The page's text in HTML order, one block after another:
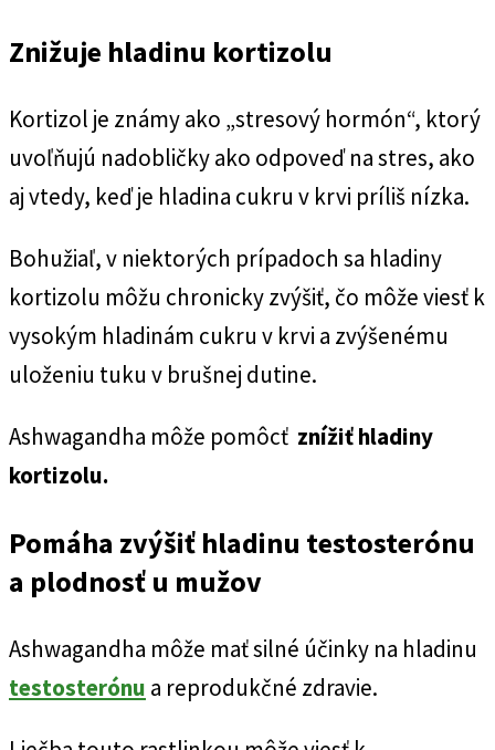
Znižuje hladinu kortizolu
Kortizol je známy ako „stresový hormón“, ktorý
uvoľňujú nadobličky ako odpoveď na stres, ako
aj vtedy, keď je hladina cukru v krvi príliš nízka.
Bohužiaľ, v niektorých prípadoch sa hladiny
kortizolu môžu chronicky zvýšiť, čo môže viesť k
vysokým hladinám cukru v krvi a zvýšenému
uloženiu tuku v brušnej dutine.
Ashwagandha môže pomôcť znížiť hladiny
kortizolu.
Pomáha zvýšiť hladinu testosterónu
a plodnosť u mužov
Ashwagandha môže mať silné účinky na hladinu
testosterónu a reprodukčné zdravie.